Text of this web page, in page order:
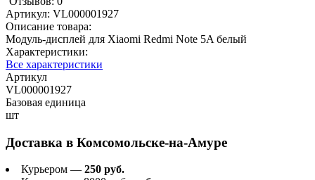
Артикул: VL000001927
Описание товара:
Модуль-дисплей для Xiaomi Redmi Note 5A белый
Характеристики:
Все характеристики
Артикул
VL000001927
Базовая единица
шт
Доставка в Комсомольске-на-Амуре
Курьером — 250 руб.